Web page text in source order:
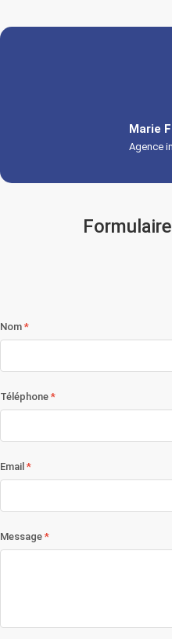
Marie
Agence
Nom
Téléphone
Email
Message